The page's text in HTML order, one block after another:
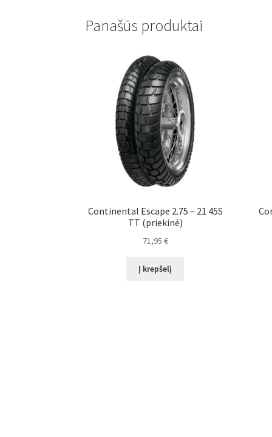
Panašūs produktai
Continental Escape 2.75 – 21 45S
TT (priekinė)
71,95 €
Į krepšelį